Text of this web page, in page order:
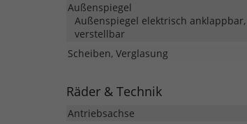
Außenspiegel
Außenspiegel elektrisch
verstellbar
Scheiben, Verglasung
Räder & Technik
Antriebsachse